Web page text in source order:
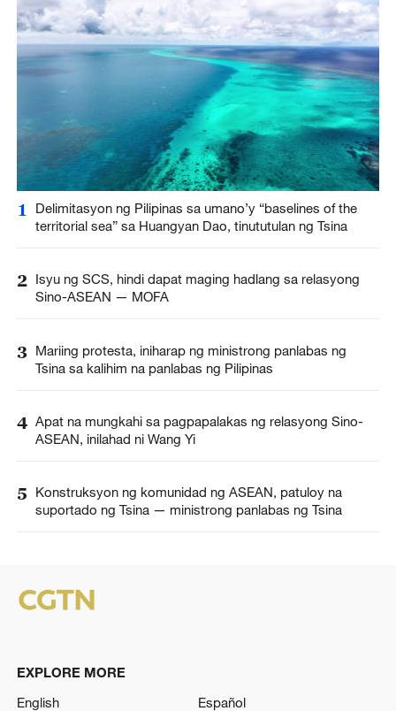
1
Delimitasyon ng Pilipinas sa umano’y “baselines of the
territorial sea” sa Huangyan Dao, tinututulan ng Tsina
2 Isyu ng SCS, hindi dapat maging hadlang sa relasyong
Sino-ASEAN — MOFA
3 Mariing protesta, iniharap ng ministrong panlabas ng
Tsina sa kalihim na panlabas ng Pilipinas
4 Apat na mungkahi sa pagpapalakas ng relasyong Sino-
ASEAN, inilahad ni Wang Yi
5
Konstruksyon ng komunidad ng ASEAN, patuloy na
suportado ng Tsina — ministrong panlabas ng Tsina
EXPLORE MORE
English
Español